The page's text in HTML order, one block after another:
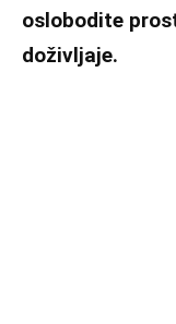
oslobodite
doživljaje.